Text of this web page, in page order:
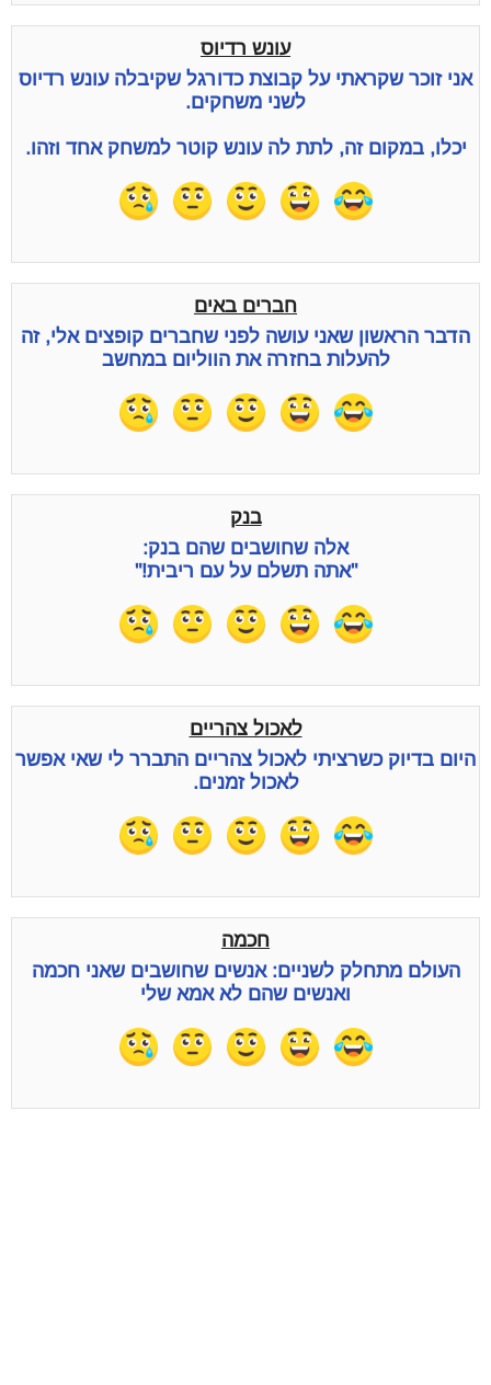
עונש רדיוס
אני זוכר שקראתי על קבוצת כדורגל שקיבלה עונש רדיוס
לשני משחקים.
יכלו, במקום זה, לתת לה עונש קוטר למשחק אחד וזהו.
חברים באים
הדבר הראשון שאני עושה לפני שחברים קופצים אלי, זה
להעלות בחזרה את הווליום במחשב
בנק
אלה שחושבים שהם בנק:
"אתה תשלם על עם ריבית!"
לאכול צהריים
היום בדיוק כשרציתי לאכול צהריים התברר לי שאי אפשר
לאכול זמנים.
חכמה
העולם מתחלק לשניים: אנשים שחושבים שאני חכמה
ואנשים שהם לא אמא שלי